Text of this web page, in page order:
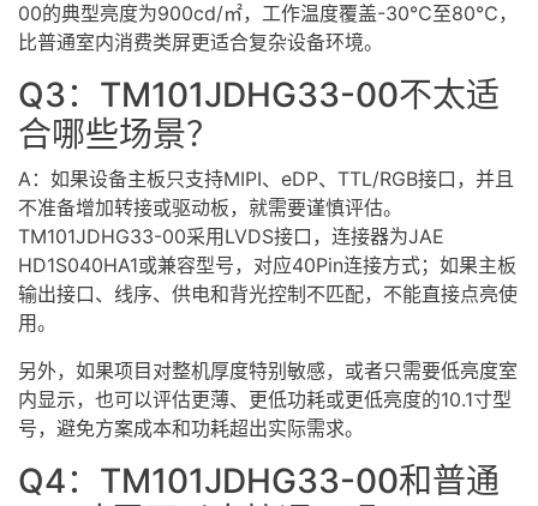
00的典型亮度为900cd/㎡，工作温度覆盖-30℃至80℃，
比普通室内消费类屏更适合复杂设备环境。
Q3：TM101JDHG33-00不太适
合哪些场景？
A：如果设备主板只支持MIPI、 eDP、TTL/RGB接口，并且
不准备增加转接或驱动板，就需要谨慎评估。
TM101JDHG33-00采用LVDS接口，连接器为JAE
HD1S040HA1或兼容型号，对应40Pin连接方式；如果主板
输出接口、线序、供电和背光控制不匹配，不能直接点亮使
用。
另外，如果项目对整机厚度特别敏感，或者只需要低亮度室
内显示，也可以评估更薄、更低功耗或更低亮度的10.1寸型
号，避免方案成本和功耗超出实际需求。
Q4：TM101JDHG33-00和普通